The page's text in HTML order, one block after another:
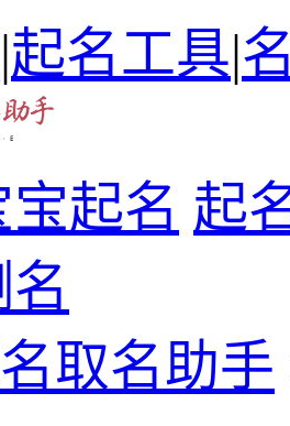
|起名工具|
宝起名 起
取名助手